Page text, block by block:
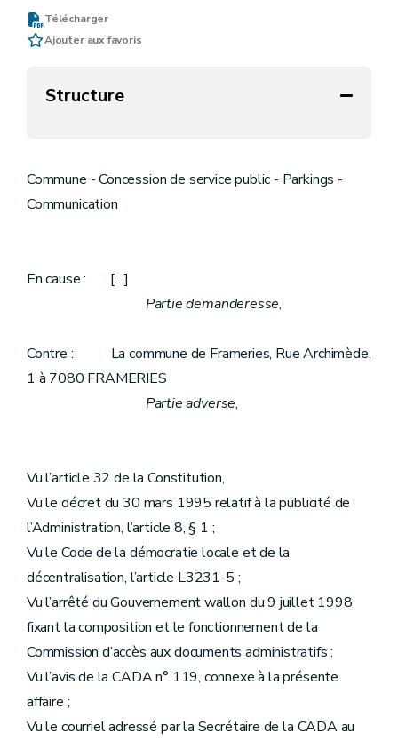
Télécharger
Ajouter aux favoris
Structure
Commune - Concession de service public - Parkings -
Communication
En cause : […]
Partie demanderesse,
Contre : La commune de Frameries, Rue Archimède,
1 à 7080 FRAMERIES
Partie adverse,
Vu l’article 32 de la Constitution,
Vu le décret du 30 mars 1995 relatif à la publicité de
l’Administration, l’article 8, § 1 ;
Vu le Code de la démocratie locale et de la
décentralisation, l’article L3231-5 ;
Vu l’arrêté du Gouvernement wallon du 9 juillet 1998
fixant la composition et le fonctionnement de la
Commission d’accès aux documents administratifs ;
Vu l’avis de la CADA n° 119, connexe à la présente
affaire ;
Vu le courriel adressé par la Secrétaire de la CADA au